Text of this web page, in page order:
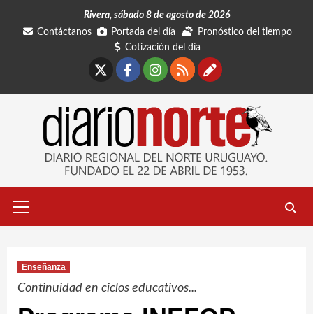
Rivera, sábado 8 de agosto de 2026
Contáctanos
Portada del día
Pronóstico del tiempo
Cotización del día
Facebook
Instagram
RSSContáctanos
primario
Enseñanza
Continuidad en ciclos educativos...